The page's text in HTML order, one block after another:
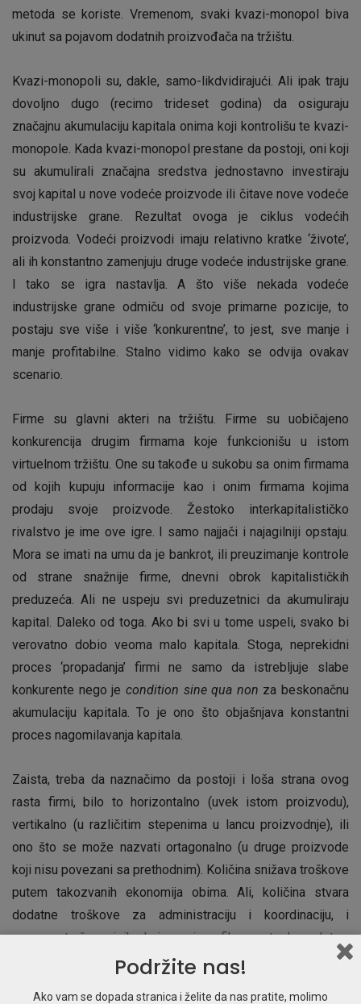
metoda se koriste. Vremenom, svaki kvazi-monopol biva
ukinut sa pojavom dodatnih proizvođača na tržištu.
Kvazi-monopoli su, dakle, samo-likdvidirajući. Ali ipak traju
dovoljno dugo (recimo trideset godina) da osiguraju
značajnu akumulaciju kapitala onima koji kontrolišu te kvazi-
monopole. Kada kvazi-monopol prestane da postoji, oni koji
su akumulirali značajna sredstva jednostavno investiraju
svoj kapital u nove vodeće proizvode ili čitave nove vodeće
industrijske grane. Rezultat ovoga je ciklus vodećih
proizvoda. Vodeći proizvodi imaju relativno kratke ‘živote’,
ali ih konstantno zamenjuju druge vodeće industrijske grane.
I tako se igra nastavlja. A što više nekada vodeće
industrijske grane odmiču od svoje primarne pozicije, to
postaju sve više i više ‘konkurentne’, to jest, sve manje i
manje profitabilne. Stalno vidimo kako se odvija ovakav
scenario.
Firme su glavni akteri na tržištu. Firme su uobičajeno
konkurencija drugim firmama koje funkcionišu u istom
virtuelnom tržištu. One su takođe u sukobu sa onim firmama
od kojih kupuju informacije kao i onim firmama kojima
prodaju svoje proizvode. Žestoko interkapitalističko
rivalstvo je ime ove igre. I samo najjači i najagilniji opstaju.
Mora se imati na umu da je bankrot, ili preuzimanje kontrole
od strane snažnije firme, dnevni obrok kapitalističkih
preduzeća. Ali ne uspeju svi preduzetnici da akumuliraju
kapital. Daleko od toga. Ako bi svi u tome uspeli, svako bi
verovatno dobio veoma malo kapitala. Stoga, neprekidni
proces ‘propadanja’ firmi ne samo da istrebljuje slabe
konkurente nego je condition sine qua non za beskonačnu
akumulaciju kapitala. To je ono što objašnjava konstantni
proces nagomilavanja kapitala.
Zaista, treba da naznačimo da postoji i loša strana ovog
rasta firmi, bilo to horizontalno (uvek istom proizvodu),
vertikalno (u različitim stepenima u lancu proizvodnje), ili
ono što se može nazvati ortagonalno (u druge proizvode
koji nisu povezani sa prethodnim). Količina snižava troškove
putem takozvanih ekonomija obima. Ali, količina stvara
dodatne troškove za administraciju i koordinaciju, i
umnogostručava rizike koje nosi neefikasnost rukovodstva.
Kao rezultat ove kontradikcije, stalno se ponavlja cik-cak
Podržite nas!
Ako vam se dopada stranica i želite da nas pratite, molimo